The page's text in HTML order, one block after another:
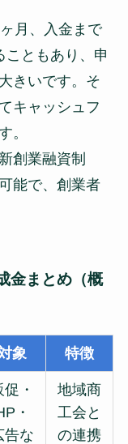
月、入金まで
こともあり、申
きいです。そ
キャッシュフ
。
創業融資制
能で、創業者
金まとめ（概
象 特徴
促・
・
告な
地域商
工会と
の連携